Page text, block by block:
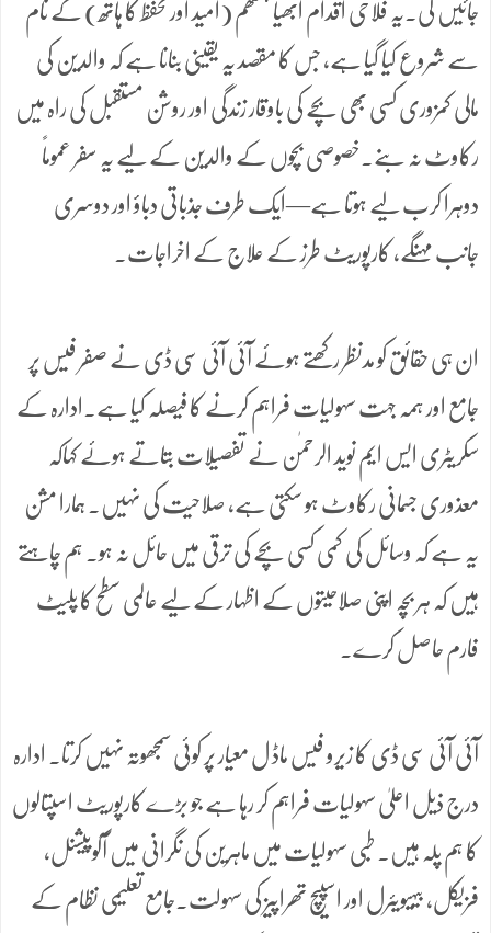
جائیں گی۔یہ فلاحی اقدام ابھیا ہستھم (امید اورتحفظ کا ہاتھ) کے نام
سے شروع کیا گیا ہے، جس کا مقصد یہ یقینی بنانا ہے کہ والدین کی
مالی کمزوری کسی بھی بچے کی باوقار زندگی اور روشن مستقبل کی راہ میں
رکاوٹ نہ بنے۔خصوصی بچوں کے والدین کے لیے یہ سفر عموماً
دوہرا کرب لیے ہوتا ہے—ایک طرف جذباتی دباؤ اور دوسری
جانب مہنگے، کارپوریٹ طرز کے علاج کے اخراجات۔
ان ہی حقائق کو مدنظر رکھتے ہوئے آئی آئی سی ڈی نے صفر فیس پر
جامع اور ہمہ جہت سہولیات فراہم کرنے کا فیصلہ کیا ہے۔ادارہ کے
سکریٹری ایس ایم نوید الرحمٰن نے تفصیلات بتاتے ہوئے کہاکہ
معذوری جسمانی رکاوٹ ہو سکتی ہے، صلاحیت کی نہیں۔ ہمارا مشن
یہ ہے کہ وسائل کی کمی کسی بچے کی ترقی میں حائل نہ ہو۔ ہم چاہتے
ہیں کہ ہر بچہ اپنی صلاحیتوں کے اظہار کے لیے عالمی سطح کا پلیٹ
فارم حاصل کرے۔
آئی آئی سی ڈی کا زیرو فیس ماڈ ل معیار پر کوئی سمجھوتہ نہیں کرتا۔ ادارہ
درج ذیل اعلیٰ سہولیات فراہم کر رہا ہے جو بڑے کارپوریٹ اسپتالوں
کا ہم پلہ ہیں۔ طبی سہولیات میں ماہرین کی نگرانی میں آکوپیشنل،
فزیکل، بیہیویئرل اور اسپیچ تھراپیز کی سہولت۔جامع تعلیمی نظام کے